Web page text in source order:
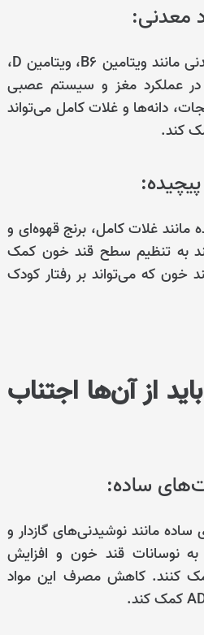
– ویتامین‌ها و مواد معدنی مانند ویتامین B6، ویتامین D،
عملکرد مغز و سیستم عصبی
دانه‌ها و غلات کامل می‌تواند
کند.
غلات کامل، برنج قهوه‌ای و
به تنظیم سطح قند خون کمک
خون که می‌تواند بر رفتار کودک
از آن‌ها اجتناب
مانند نوشیدنی‌های گازدار و
نوسانات قند خون و افزایش
کنند. کاهش مصرف این مواد